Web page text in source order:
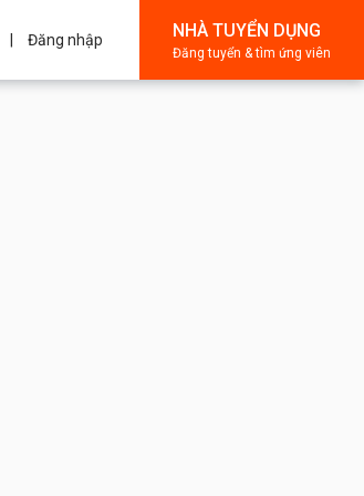
Đăng nhập NHÀ TUYỂN DỤNG
Đăng tuyển & tìm ứng viên